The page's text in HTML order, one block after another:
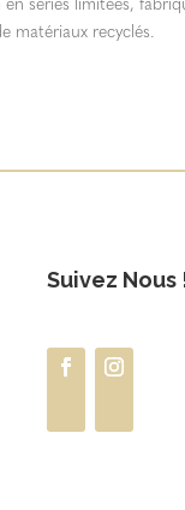
matériaux recyclés.
Suivez Nous